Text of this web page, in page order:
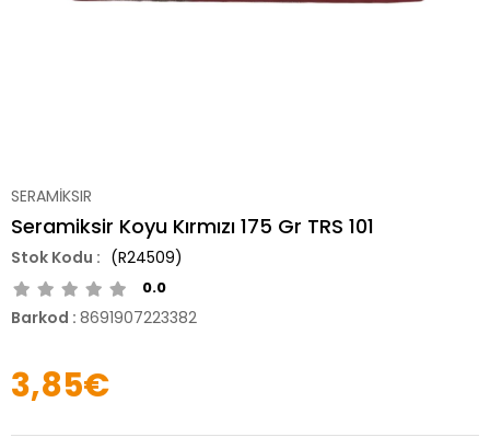
SERAMİKSIR
Seramiksir Koyu Kırmızı 175 Gr TRS 101
(R24509)
0.0
Barkod : 8691907223382
3,85€